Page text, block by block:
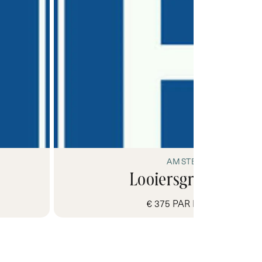
AMSTERDAM
Looiersgracht 0 ong
€ 375 PAR MOIS HORS